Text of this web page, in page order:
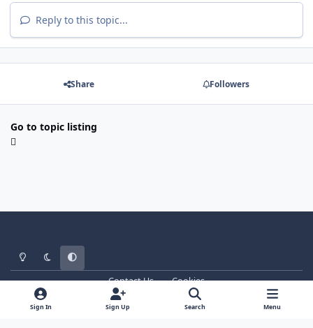
Reply to this topic...
Share Followers
Go to topic listing
Light ModeDark ModeSystem Preference
Contact Us
Cookies
WT - http://www.ebattle.net
Powered byInvision Community
Sign In Sign Up Search Menu